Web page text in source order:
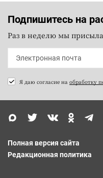
Подпишитесь на
Раз в неделю мы
Я даю согласие на обработку
Полная версия сайта
Редакционная политика